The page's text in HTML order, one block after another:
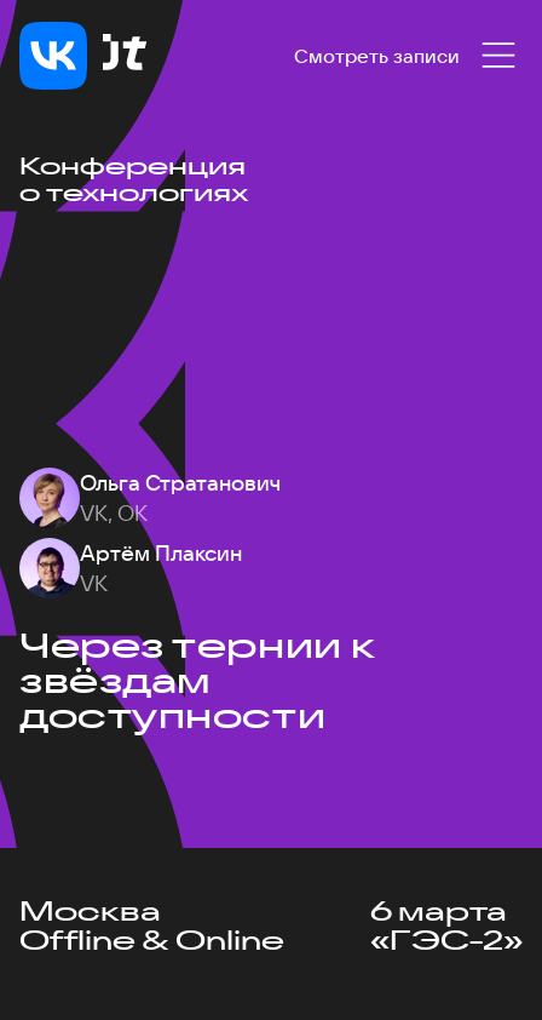
Смотреть записи
Конференция
о технологиях
Ольга Стратанович
VK, ОК
Артём Плаксин
VK
Через тернии к
звёздам
доступности
Москва
Offline & Online
6 марта
«ГЭС-2»